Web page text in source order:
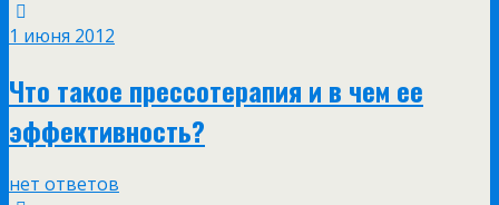
1 июня 2012
Что такое прессотерапия и в чем ее
эффективность?
нет ответов